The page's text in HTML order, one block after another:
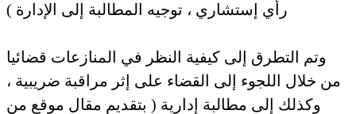
رأي إستشاري ، توجيه المطالبة إلى الإدارة )
وتم التطرق إلى كيفية النظر في المنازعات قضائيا
من خلال اللجوء إلى القضاء على إثر مراقبة ضريبية ،
وكذلك إلى مطالبة إدارية ( بتقديم مقال موقع من